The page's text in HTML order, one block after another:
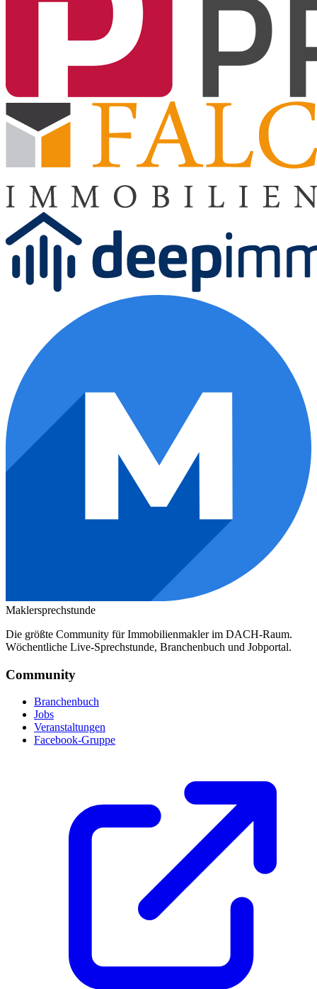
Maklersprechstunde
Die größte Community für Immobilienmakler im DACH-Raum.
Wöchentliche Live-Sprechstunde, Branchenbuch und Jobportal.
Community
Branchenbuch
Jobs
Veranstaltungen
Facebook-Gruppe